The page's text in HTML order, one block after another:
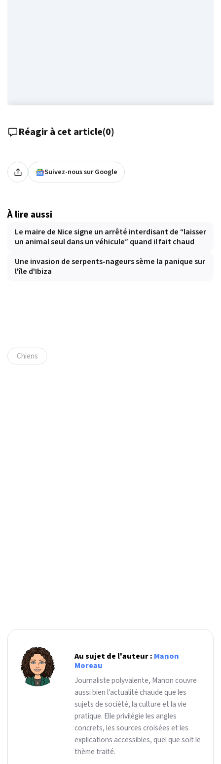
Réagir à cet article(0)
Suivez-nous sur Google
À lire aussi
Le maire de Nice signe un arrêté interdisant de “laisser
un animal seul dans un véhicule” quand il fait chaud
Une invasion de serpents-nageurs sème la panique sur
l'île d'Ibiza
Chiens
Au sujet de l'auteur : Manon
Moreau
Journaliste polyvalente, Manon couvre
aussi bien l'actualité chaude que les
sujets de société, la culture et la vie
pratique. Elle privilégie les angles
concrets, les sources croisées et les
explications accessibles, quel que soit le
thème traité.